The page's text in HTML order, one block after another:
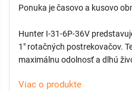
Ponuka je časovo a kusovo
Hunter I-31-6P-36V
1" rotačných postrekovačov.
maximálnu odolnosť a dlhú
nadštandardnou výškou
Viac o produkte